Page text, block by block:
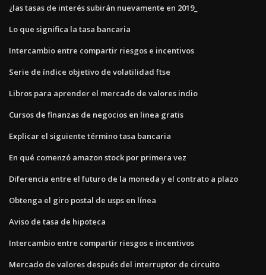
¿las tasas de interés subirán nuevamente en 2019_
Lo que significa la tasa bancaria
Intercambio entre compartir riesgos e incentivos
Serie de índice objetivo de volatilidad ftse
Libros para aprender el mercado de valores indio
Cursos de finanzas de negocios en linea gratis
Explicar el siguiente término tasa bancaria
En qué comenzó amazon stock por primera vez
Diferencia entre el futuro de la moneda y el contrato a plazo
Obtenga el giro postal de usps en línea
Aviso de tasa de hipoteca
Intercambio entre compartir riesgos e incentivos
Mercado de valores después del interruptor de circuito